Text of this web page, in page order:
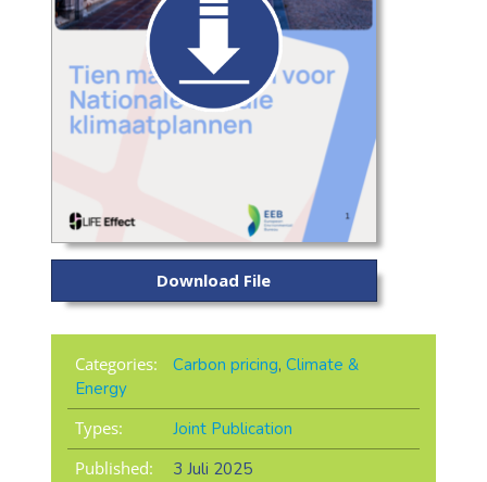
Download File
Categories: Carbon pricing, Climate &
Energy
Types:
Joint Publication
Published:
3 Juli 2025